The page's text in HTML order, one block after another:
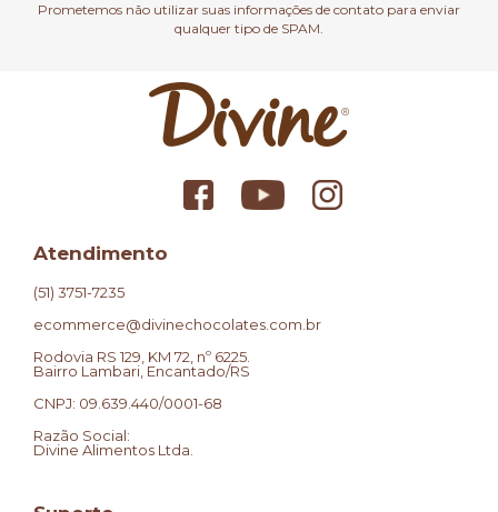
Prometemos não utilizar suas informações de contato para enviar
qualquer tipo de SPAM.
Atendimento
(51) 3751-7235
ecommerce@divinechocolates.com.br
Rodovia RS 129, KM 72, nº 6225.
Bairro Lambari, Encantado/RS
CNPJ: 09.639.440/0001-68
Razão Social:
Divine Alimentos Ltda.